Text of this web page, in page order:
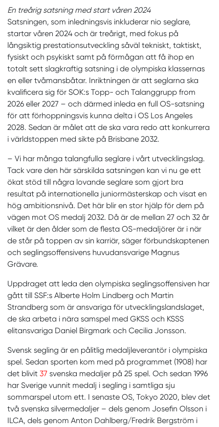
En treårig satsning med start våren 2024
Satsningen, som inledningsvis inkluderar nio seglare,
startar våren 2024 och är treårigt, med fokus på
långsiktig prestationsutveckling såväl tekniskt, taktiskt,
fysiskt och psykiskt samt på förmågan att få ihop en
totalt sett slagkraftig satsning i de olympiska klassernas
en eller tvåmansbåtar. Inriktningen är att seglarna ska
kvalificera sig för SOK:s Topp- och Talanggrupp from
2026 eller 2027 – och därmed inleda en full OS-satsning
för att förhoppningsvis kunna delta i OS Los Angeles
2028. Sedan är målet att de ska vara redo att konkurrera
i världstoppen med sikte på Brisbane 2032.
– Vi har många talangfulla seglare i vårt utvecklingslag.
Tack vare den här särskilda satsningen kan vi nu ge ett
ökat stöd till några lovande seglare som gjort bra
resultat på internationella juniormästerskap och visat en
hög ambitionsnivå. Det här blir en stor hjälp för dem på
vägen mot OS medalj 2032. Då är de mellan 27 och 32 år
vilket är den ålder som de flesta OS-medaljörer är i när
de står på toppen av sin karriär, säger förbundskaptenen
och seglingsoffensivens huvudansvarige Magnus
Grävare.
Uppdraget att leda den olympiska seglingsoffensiven har
gått till SSF:s Alberte Holm Lindberg och Martin
Strandberg som är ansvariga för utvecklingslandslaget,
de ska arbeta i nära samspel med GKSS och KSSS
elitansvariga Daniel Birgmark och Cecilia Jonsson.
Svensk segling är en pålitlig medaljleverantör i olympiska
spel. Sedan sporten kom med på programmet (1908) har
det blivit 37 svenska medaljer på 25 spel. Och sedan 1996
har Sverige vunnit medalj i segling i samtliga sju
sommarspel utom ett. I senaste OS, Tokyo 2020, blev det
två svenska silvermedaljer – dels genom Josefin Olsson i
ILCA, dels genom Anton Dahlberg/Fredrik Bergström i